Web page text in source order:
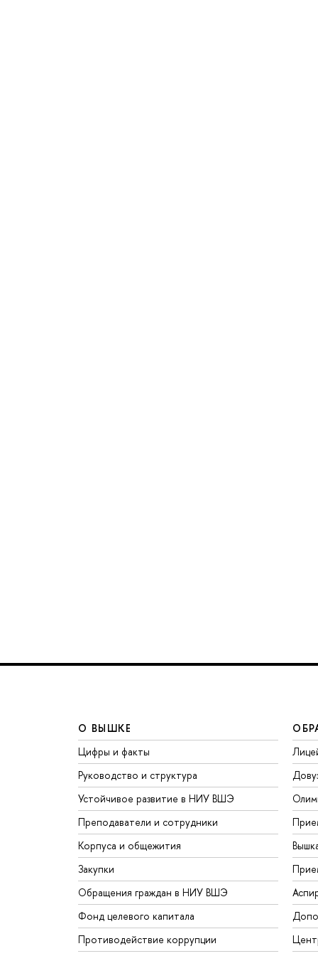
О ВЫШКЕ
Цифры и факты
Руководство и структура
Устойчивое развитие в НИУ ВШЭ
Преподаватели и сотрудники
Корпуса и общежития
Закупки
Обращения граждан в НИУ ВШЭ
Фонд целевого капитала
Противодействие коррупции